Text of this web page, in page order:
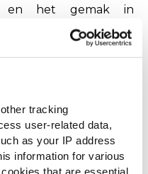
tracking
user-related data,
as your IP address
information for various
that are essential
en het gemak in
de controle
en winstmarges